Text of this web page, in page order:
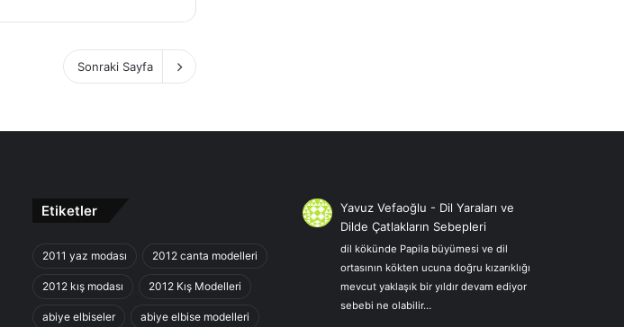
Sonraki Sayfa
Etiketler
2011 yaz modası 2012 canta modelleri
2012 kış modası 2012 Kış Modelleri
abiye elbiseler abiye elbise modelleri
Yavuz Vefaoğlu - Dil Yaraları ve
Dilde Çatlakların Sebepleri
dil kökünde Papila büyümesi ve dil
ortasının kökten ucuna doğru kızarıklığı
mevcut yaklaşık bir yıldır devam ediyor
sebebi ne olabilir…